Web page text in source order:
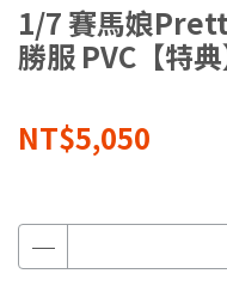
1/7 賽馬娘
勝服 PVC【特
NT$5,050